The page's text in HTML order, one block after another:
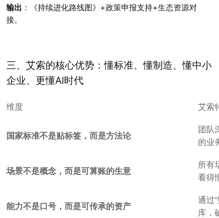
输出 ：《持续进化路线图》+政策申报支持+生态资源对
接。
三、艾索的核心优势：懂标准、懂制造、懂中小
企业、更懂AI时代
维度 艾索
国家标准不是贴标签，而是方法论
团队
的业
场景不是概念，而是可算账的生意
所有
看得
能力不是口号，而是可传承的资产
通过
库，